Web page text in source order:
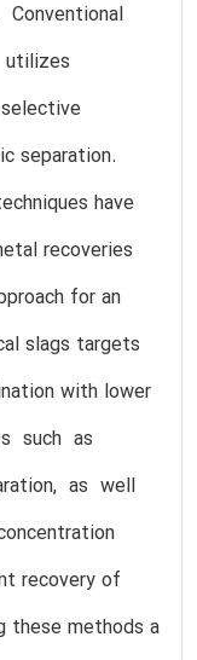
separation.
have
recoveries
for an
slags targets
with lower
such as
as well
recovery of
these methods a